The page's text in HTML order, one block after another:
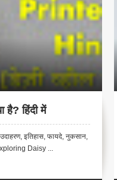
हिंदी में
उदाहरण, इतिहास, फायदे, नुकसान,
Daisy ...